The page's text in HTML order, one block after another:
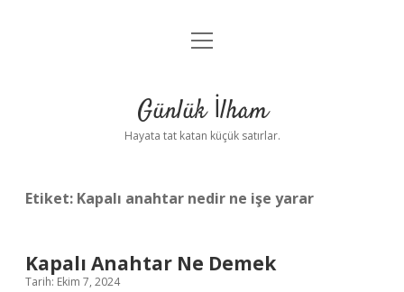
Anasayfa
Yasal Uyarı
menüyü
Günlük İlham
Hayata tat katan küçük satırlar.
Etiket: Kapalı anahtar nedir ne işe yarar
Kapalı Anahtar Ne Demek
Tarih: Ekim 7, 2024